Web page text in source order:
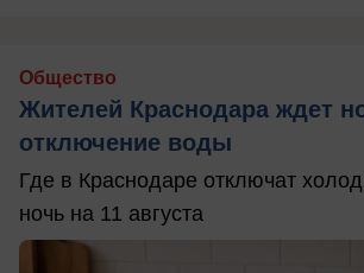
Общество
Жителей Краснодара ждет
отключение воды
Где в Краснодаре отключат
ночь на 11 августа